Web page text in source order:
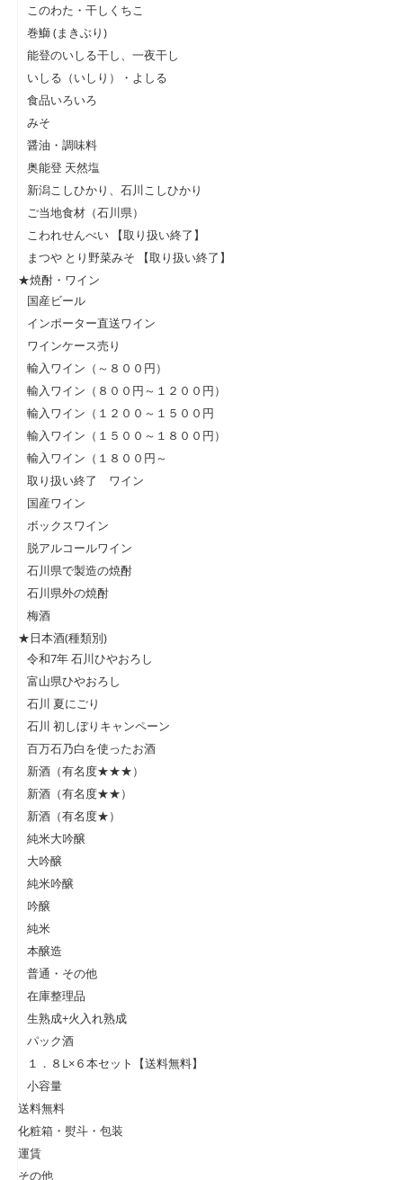
このわた・干しくちこ
巻鰤 (まきぶり)
能登のいしる干し、一夜干し
いしる（いしり）・よしる
食品いろいろ
みそ
醤油・調味料
奥能登 天然塩
新潟こしひかり、石川こしひかり
ご当地食材（石川県）
こわれせんべい 【取り扱い終了】
まつや とり野菜みそ 【取り扱い終了】
★焼酎・ワイン
国産ビール
インポーター直送ワイン
ワインケース売り
輸入ワイン（～８００円）
輸入ワイン（８００円～１２００円）
輸入ワイン（１２００～１５００円
輸入ワイン（１５００～１８００円）
輸入ワイン（１８００円～
取り扱い終了 ワイン
国産ワイン
ボックスワイン
脱アルコールワイン
石川県で製造の焼酎
石川県外の焼酎
梅酒
★日本酒(種類別)
令和7年 石川ひやおろし
富山県ひやおろし
石川 夏にごり
石川 初しぼりキャンペーン
百万石乃白を使ったお酒
新酒（有名度★★★）
新酒（有名度★★）
新酒（有名度★）
純米大吟醸
大吟醸
純米吟醸
吟醸
純米
本醸造
普通・その他
在庫整理品
生熟成+火入れ熟成
パック酒
１．８L×６本セット【送料無料】
小容量
送料無料
化粧箱・熨斗・包装
運賃
その他